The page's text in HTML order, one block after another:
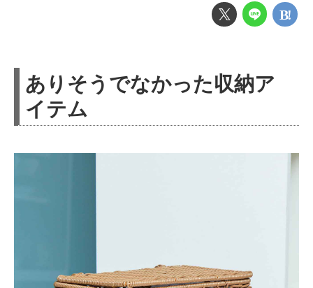
ありそうでなかった収納ア
イテム